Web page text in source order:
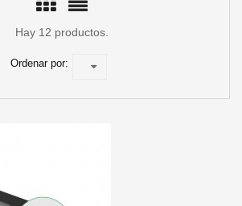
Hay 12 productos.
Ordenar por: